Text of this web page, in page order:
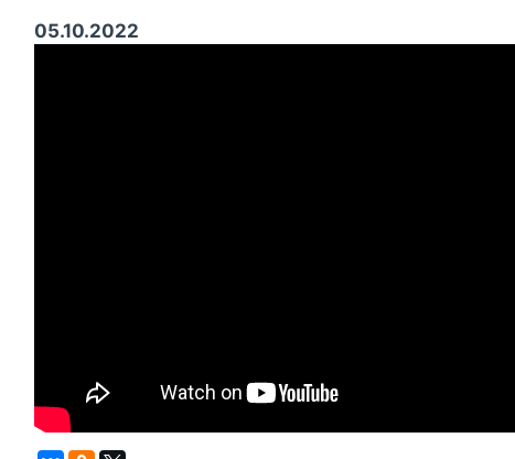
05.10.2022